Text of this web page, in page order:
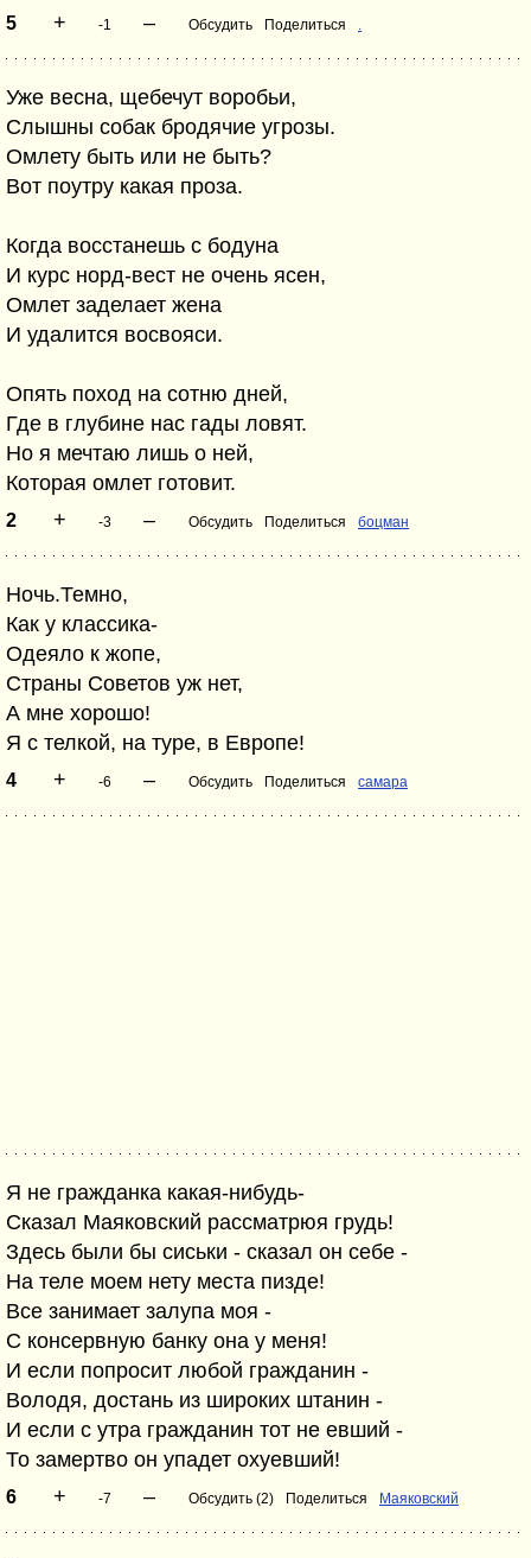
5 + -1 – Обсудить Поделиться .
Уже весна, щебечут воробьи,
Слышны собак бродячие угрозы.
Омлету быть или не быть?
Вот поутру какая проза.
Когда восстанешь с бодуна
И курс норд-вест не очень ясен,
Омлет заделает жена
И удалится восвояси.
Опять поход на сотню дней,
Где в глубине нас гады ловят.
Но я мечтаю лишь о ней,
Которая омлет готовит.
2 + -3 – Обсудить Поделиться боцман
Ночь.Темно,
Как у классика-
Одеяло к жопе,
Страны Советов уж нет,
А мне хорошо!
Я с телкой, на туре, в Европе!
4 + -6 – Обсудить Поделиться самара
Я не гражданка какая-нибудь-
Сказал Маяковский рассматрюя грудь!
Здесь были бы сиськи - сказал он себе -
На теле моем нету места пизде!
Все занимает залупа моя -
С консервную банку она у меня!
И если попросит любой гражданин -
Володя, достань из широких штанин -
И если с утра гражданин тот не евший -
То замертво он упадет охуевший!
6 + -7 – Обсудить (2) Поделиться Маяковский